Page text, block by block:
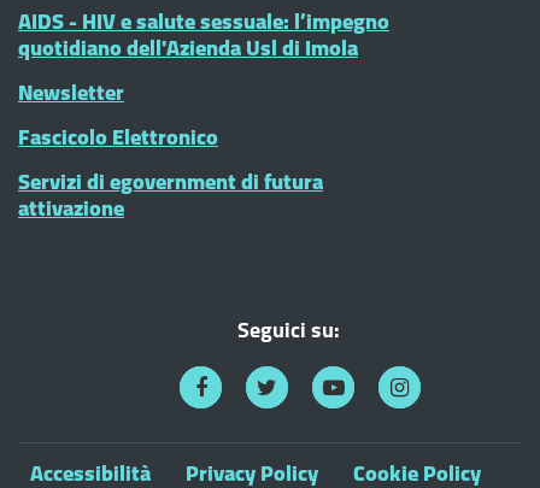
AIDS - HIV e salute sessuale: l’impegno
quotidiano dell'Azienda Usl di Imola
Newsletter
Fascicolo Elettronico
Servizi di egovernment di futura
attivazione
Seguici su:
Accessibilità Privacy Policy Cookie Policy